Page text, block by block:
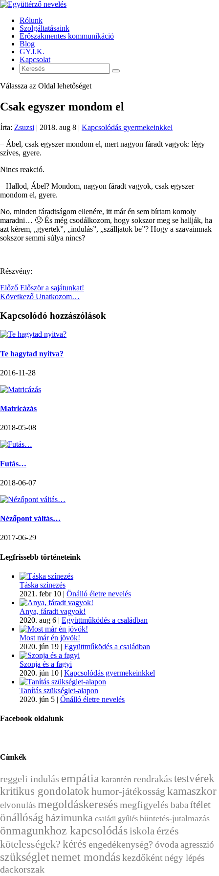
Rólunk
Szolgáltatásaink
Erőszakmentes kommunikáció
Blog
GY.I.K.
Kapcsolat
Válassza az Oldal lehetőséget
Csak egyszer mondom el
Írta: Zsuzsi | 2018. aug 8 | Kapcsolódás gyermekeinkkel
– Ábel, csak egyszer mondom el, mert nagyon fáradt vagyok: légy
szíves, gyere.
Nincs reakció.
– Hallod, Ábel? Mondom, nagyon fáradt vagyok, csak egyszer
mondom el, gyere.
No, minden fáradtságom ellenére, itt már én sem bírtam komoly
maradni… 🙂 És még csodálkozom, hogy sokszor meg se hallják, ha
azt kérem, „gyertek”, „indulás”, „szálljatok be”? Hogy a szavaimnak
sokszor semmi súlya nincs?
Részvény:
Előző Először a sajátunkat!
Következő Unatkozom…
Kapcsolódó hozzászólások
Te hagytad nyitva?
2016-11-28
Matricázás
2018-05-08
Futás…
2018-06-07
Nézőpont váltás…
2017-06-29
Legfrissebb történeteink
Táska színezés
2021. febr 10 | Önálló életre nevelés
Anya, fáradt vagyok!
2020. aug 6 | Együttműködés a családban
Most már én jövök!
2020. jún 19 | Együttműködés a családban
Szonja és a fagyi
2020. jún 10 | Kapcsolódás gyermekeinkkel
Tanítás szükséglet-alapon
2020. jún 5 | Önálló életre nevelés
Facebook oldalunk
Címkék
reggeli indulás empátia karantén rendrakás testvérek
kritikus gondolatok humor-játékosság kamaszkor
elvonulásmegoldáskeresésmegfigyelés baba ítélet
önállóság házimunka családi gyűlés büntetés-jutalmazás
önmagunkhoz kapcsolódás iskola érzés
kötelességek? kérés engedékenység? óvoda agresszió
szükségletnemet mondáskezdőként négy lépés
dackorszak